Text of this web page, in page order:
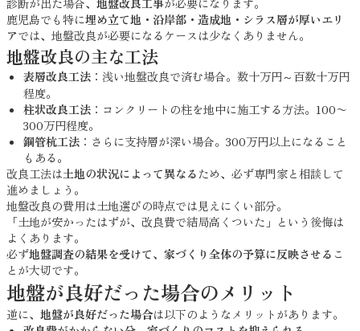
診断が出た場合、 地盤改良工事が必要になります。
鹿児島でも特に埋め立て地・沿岸部・造成地・シラス層が厚いエリ
アでは、地盤改良が必要になるケースは少なくありません。
地盤改良の主な工法
表層改良工法 ：浅い地盤改良で済む場合。数十万円～百数十万円
程度。
柱状改良工法 ：コンクリートの柱を地中に施工する方法。100〜
300万円程度。
鋼管杭工法 ：さらに支持層が深い場合。300万円以上になること
もある。
改良工法は土地の状況によって異なる ため、必ず専門家と相談して
進めましょう。
地盤改良の費用は土地選びの時点では見えにくい部分。
「土地が安かったはずが、改良費で結局高くついた」という後悔は
よくあります。
必ず地盤調査の結果を受けて、家づくり全体の予算に反映させる こ
とが大切です。
地盤が良好だった場合のメリット
逆に、 地盤が良好だった場合は以下のようなメリットがあります。